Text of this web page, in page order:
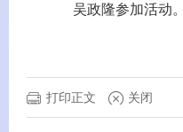
吴政隆参加活动。
打印正文 关闭